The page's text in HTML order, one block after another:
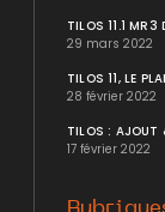
TILOS 11.1 MR3
29 mars 2022
TILOS 11, LE
28 février 2022
TILOS : AJOUT
17 février 2022